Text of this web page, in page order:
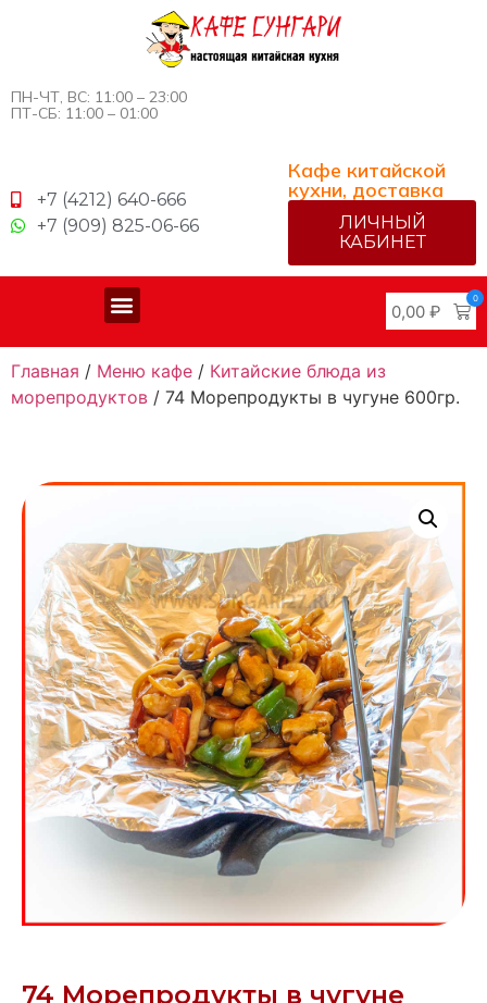
ПН-ЧТ, ВС: 11:00 – 23:00
ПТ-СБ: 11:00 – 01:00
+7 (4212) 640-666
+7 (909) 825-06-66
Кафе китайской
кухни, доставка
ЛИЧНЫЙ
КАБИНЕТ
0,00 ₽
0
Главная / Меню кафе / Китайские блюда из
морепродуктов / 74 Морепродукты в чугуне 600гр.
74 Морепродукты в чугуне